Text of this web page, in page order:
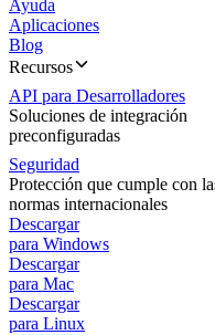
Ayuda
Aplicaciones
Blog
Recursos
API para Desarrolladores
Soluciones de integración
preconfiguradas
Seguridad
Protección que cumple con
normas internacionales
Descargar
para Windows
Descargar
para Mac
Descargar
para Linux